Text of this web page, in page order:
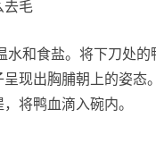
和食盐。将下刀处的
现出胸脯朝上的姿
将鸭血滴入碗内。